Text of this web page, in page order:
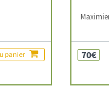
panier 70€